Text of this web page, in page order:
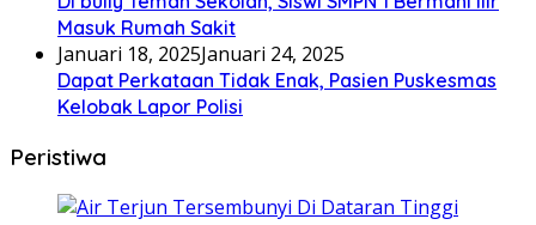
Masuk Rumah Sakit
Januari 18, 2025Januari 24, 2025
Dapat Perkataan Tidak Enak, Pasien Puskesmas
Kelobak Lapor Polisi
Peristiwa